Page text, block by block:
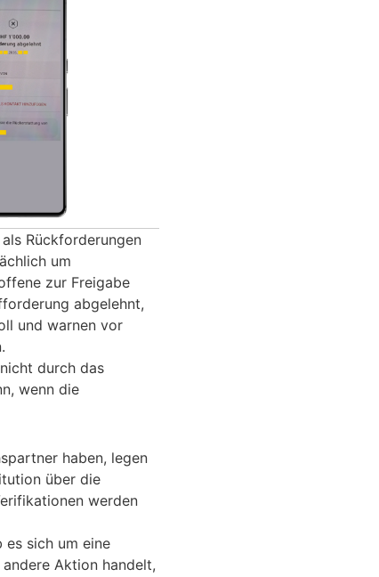
Rückforderungen
um
zur Freigabe
abgelehnt,
und warnen vor
durch das
wenn die
haben, legen
über die
werden
es sich um eine
Aktion handelt,